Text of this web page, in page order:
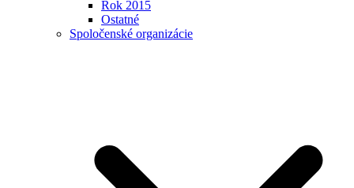
Rok 2015
Ostatné
Spoločenské organizácie